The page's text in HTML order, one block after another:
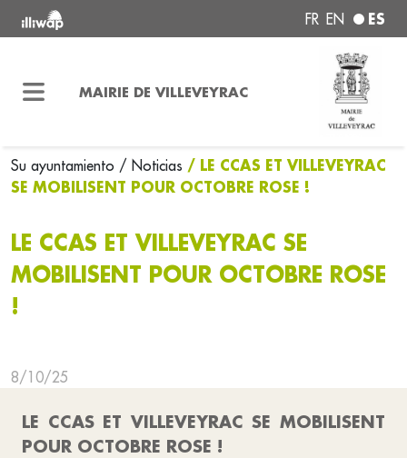
FR EN ES
MAIRIE DE VILLEVEYRAC
Su ayuntamiento / Noticias / LE CCAS ET VILLEVEYRAC
SE MOBILISENT POUR OCTOBRE ROSE !
LE CCAS ET VILLEVEYRAC SE
MOBILISENT POUR OCTOBRE ROSE
!
8/10/25
LE CCAS ET VILLEVEYRAC SE MOBILISENT
POUR OCTOBRE ROSE !